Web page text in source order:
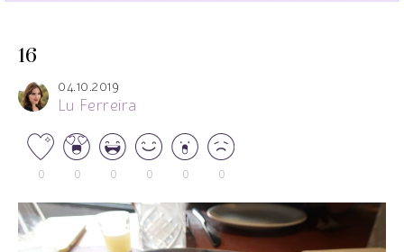
16
04.10.2019
Lu Ferreira
0 0 0 0 0 0